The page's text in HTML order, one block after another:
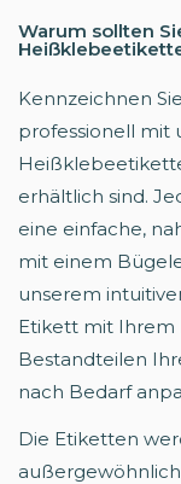
Warum sollten
Kennzeichnen
professionell mit
erhältlich sind.
eine einfache,
mit einem
unserem
Etikett mit Ihrem
Bestandteilen
nach Bedarf
Die Etiketten